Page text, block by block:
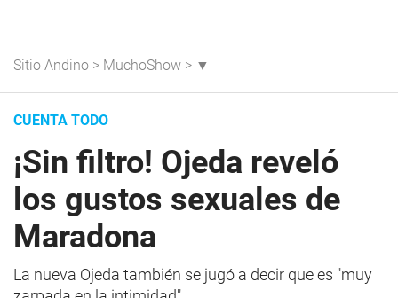
Sitio Andino > MuchoShow > ▼
CUENTA TODO
¡Sin filtro! Ojeda reveló
los gustos sexuales de
Maradona
La nueva Ojeda también se jugó a decir que es "muy